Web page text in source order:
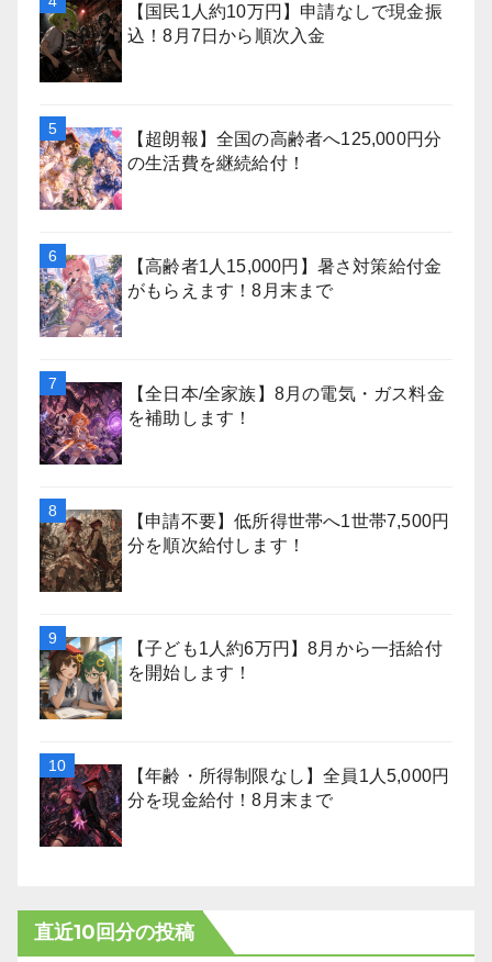
【国民1人約10万円】申請なしで現金振
込！8月7日から順次入金
【超朗報】全国の高齢者へ125,000円分
の生活費を継続給付！
【高齢者1人15,000円】暑さ対策給付金
がもらえます！8月末まで
【全日本/全家族】8月の電気・ガス料金
を補助します！
【申請不要】低所得世帯へ1世帯7,500円
分を順次給付します！
【子ども1人約6万円】8月から一括給付
を開始します！
【年齢・所得制限なし】全員1人5,000円
分を現金給付！8月末まで
直近10回分の投稿